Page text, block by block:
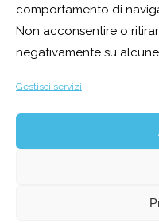
comportamento di
Non acconsentire o
negativamente su
Gestisci servizi
Organizzazione eventi
Lago